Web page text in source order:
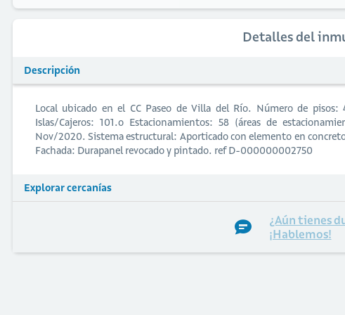
Detalles del
Descripción
Local ubicado en el CC Paseo de Villa del Río. Número de
Islas/Cajeros: 101.o Estacionamientos: 58 (áreas de
Nov/2020. Sistema estructural: Aporticado con elemento en
Fachada: Durapanel revocado y pintado. ref D-000000002750
Explorar cercanías
¿Aún tienes
¡Hablemos!